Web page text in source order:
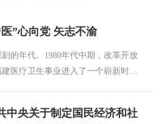
”心向党 矢志不渝
年代。1980年代中期，改革开放
医疗卫生事业进入了一个崭新时
、艰苦创业，开创福建肿瘤防治工
中央关于制定国民经济和社